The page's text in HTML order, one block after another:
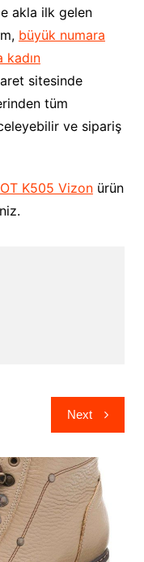
akla ilk gelen
büyük numara
kadın
sitesinde
tüm
ve sipariş
K505 Vizonürün
Next